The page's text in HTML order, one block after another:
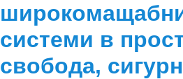
системи в
свобода,